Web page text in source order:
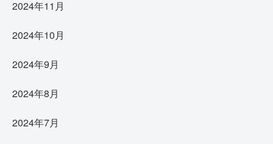
2024年11月
2024年10月
2024年9月
2024年8月
2024年7月